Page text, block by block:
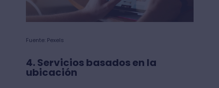
Fuente: Pexels
4. Servicios basados en la
ubicación